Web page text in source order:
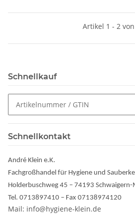
Artikel 1 - 2
Schnellkauf
Schnellkontakt
André Klein e.K.
Fachgroßhandel für Hygiene und
Holderbuschweg 45 – 74193 Schwaigern-
Tel. 0713897410 – Fax 07138974120
Mail: info@hygiene-klein.de